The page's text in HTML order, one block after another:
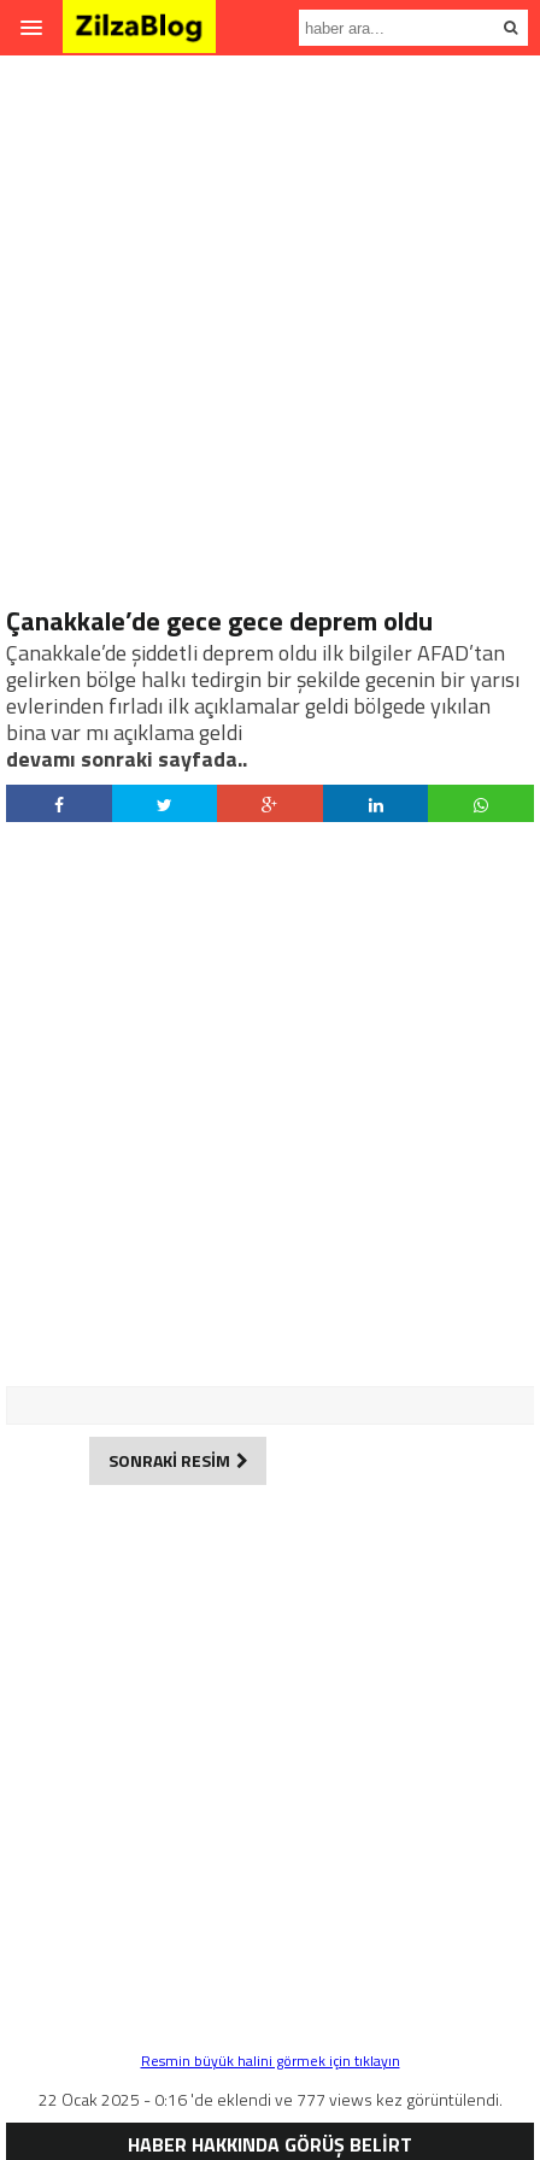
Çanakkale’de gece gece deprem oldu
Çanakkale’de şiddetli deprem oldu ilk bilgiler AFAD’tan
gelirken bölge halkı tedirgin bir şekilde gecenin bir yarısı
evlerinden fırladı ilk açıklamalar geldi bölgede yıkılan
bina var mı açıklama geldi
devamı sonraki sayfada..
SONRAKİ RESİM
Resmin büyük halini görmek için tıklayın
22 Ocak 2025 - 0:16 'de eklendi ve 777 views kez görüntülendi.
HABER HAKKINDA GÖRÜŞ BELİRT